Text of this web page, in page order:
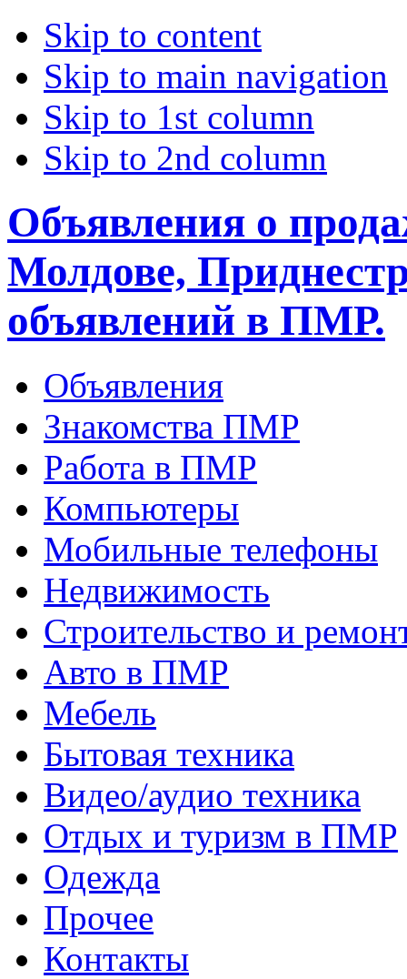
Skip to content
Skip to main navigation
Skip to 1st column
Skip to 2nd column
Объявления о
Молдове,
объявлений в ПМР.
Объявления
Знакомства ПМР
Работа в ПМР
Компьютеры
Мобильные телефоны
Недвижимость
Строительство и
Авто в ПМР
Мебель
Бытовая техника
Видео/аудио техника
Отдых и туризм в ПМР
Одежда
Прочее
Контакты